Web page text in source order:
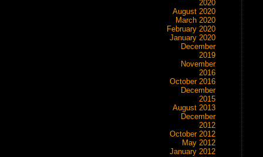
2020
August 2020
March 2020
February 2020
January 2020
December
2019
November
2016
October 2016
December
2015
August 2013
December
2012
October 2012
May 2012
January 2012